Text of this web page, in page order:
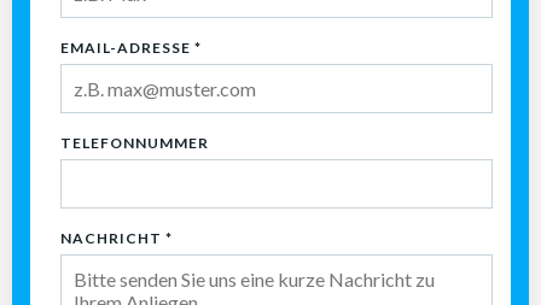
EMAIL-ADRESSE *
TELEFONNUMMER
NACHRICHT *